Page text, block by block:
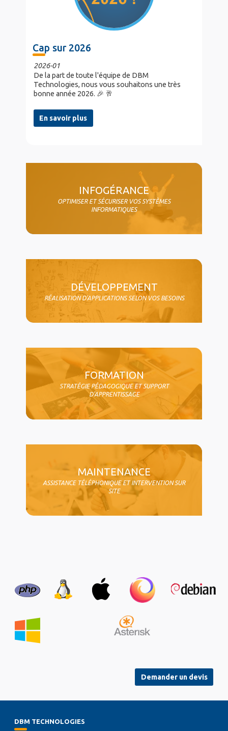
Cap sur 2026
2026-01
De la part de toute l'équipe de DBM
Technologies, nous vous souhaitons une très
bonne année 2026. 🎉 🥂
En savoir plus
INFOGÉRANCE
OPTIMISER ET SÉCURISER VOS SYSTÈMES
INFORMATIQUES
DÉVELOPPEMENT
RÉALISATION D'APPLICATIONS SELON VOS BESOINS
FORMATION
STRATÉGIE PÉDAGOGIQUE ET SUPPORT
D'APPRENTISSAGE
MAINTENANCE
ASSISTANCE TÉLÉPHONIQUE ET INTERVENTION SUR
SITE
Demander un devis
DBM TECHNOLOGIES